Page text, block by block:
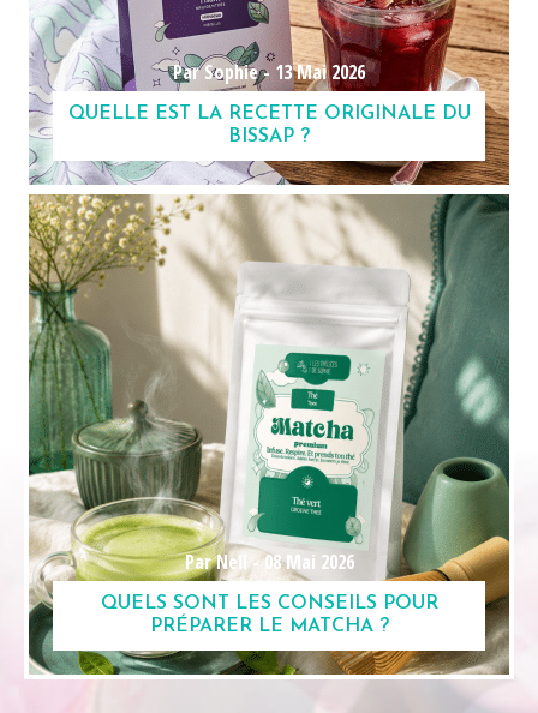
Par Sophie -13 Mai 2026
QUELLE EST LA RECETTE ORIGINALE DU
BISSAP ?
Par Nell -08 Mai 2026
QUELS SONT LES CONSEILS POUR
PRÉPARER LE MATCHA ?